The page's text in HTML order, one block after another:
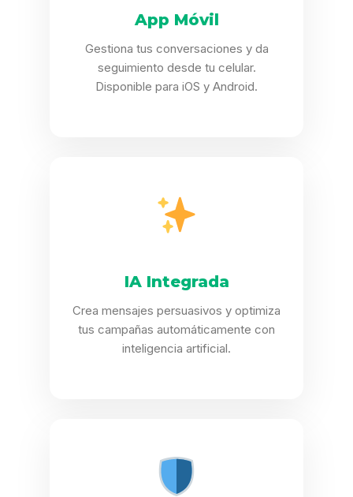
App Móvil
Gestiona tus conversaciones y da
seguimiento desde tu celular.
Disponible para iOS y Android.
IA Integrada
Crea mensajes persuasivos y optimiza
tus campañas automáticamente con
inteligencia artificial.